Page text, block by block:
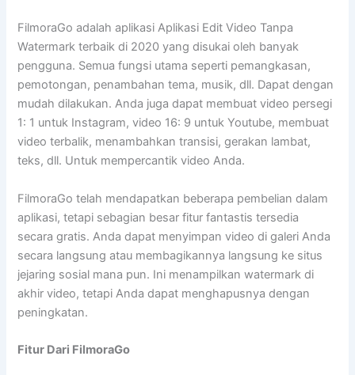
FilmoraGo adalah aplikasi Aplikasi Edit Video Tanpa
Watermark terbaik di 2020 yang disukai oleh banyak
pengguna. Semua fungsi utama seperti pemangkasan,
pemotongan, penambahan tema, musik, dll. Dapat dengan
mudah dilakukan. Anda juga dapat membuat video persegi
1: 1 untuk Instagram, video 16: 9 untuk Youtube, membuat
video terbalik, menambahkan transisi, gerakan lambat,
teks, dll. Untuk mempercantik video Anda.
FilmoraGo telah mendapatkan beberapa pembelian dalam
aplikasi, tetapi sebagian besar fitur fantastis tersedia
secara gratis. Anda dapat menyimpan video di galeri Anda
secara langsung atau membagikannya langsung ke situs
jejaring sosial mana pun. Ini menampilkan watermark di
akhir video, tetapi Anda dapat menghapusnya dengan
peningkatan.
Fitur Dari FilmoraGo